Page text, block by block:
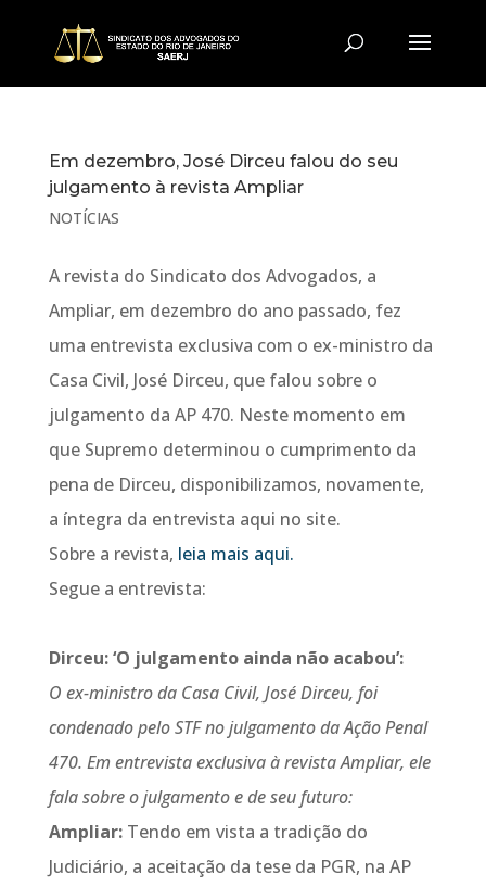
Em dezembro, José Dirceu falou do seu
julgamento à revista Ampliar
NOTÍCIAS
A revista do Sindicato dos Advogados, a
Ampliar, em dezembro do ano passado, fez
uma entrevista exclusiva com o ex-ministro da
Casa Civil, José Dirceu, que falou sobre o
julgamento da AP 470. Neste momento em
que Supremo determinou o cumprimento da
pena de Dirceu, disponibilizamos, novamente,
a íntegra da entrevista aqui no site.
Sobre a revista, leia mais aqui.
Segue a entrevista:
Dirceu: ‘O julgamento ainda não acabou’:
O ex-ministro da Casa Civil, José Dirceu, foi
condenado pelo STF no julgamento da Ação Penal
470. Em entrevista exclusiva à revista Ampliar, ele
fala sobre o julgamento e de seu futuro:
Ampliar:Tendo em vista a tradição do
Judiciário, a aceitação da tese da PGR, na AP